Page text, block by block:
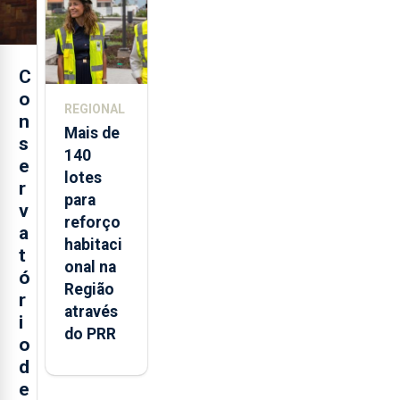
C
o
n
s
e
r
v
a
t
ó
r
i
o
d
e
REGIONAL
Mais de
140
lotes
para
reforço
habitaci
onal na
Região
através
do PRR